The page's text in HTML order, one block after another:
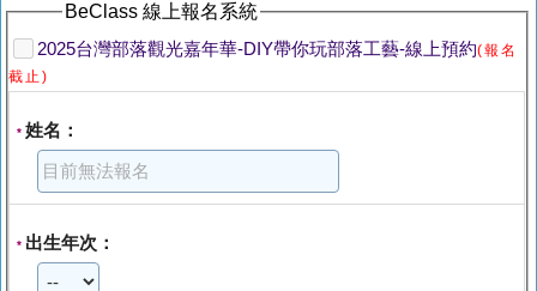
BeClass 線上報名系統
2025台灣部落觀光嘉年華-DIY帶你玩部落工藝-線上預約(報名
截止)
* 姓名：
* 出生年次：